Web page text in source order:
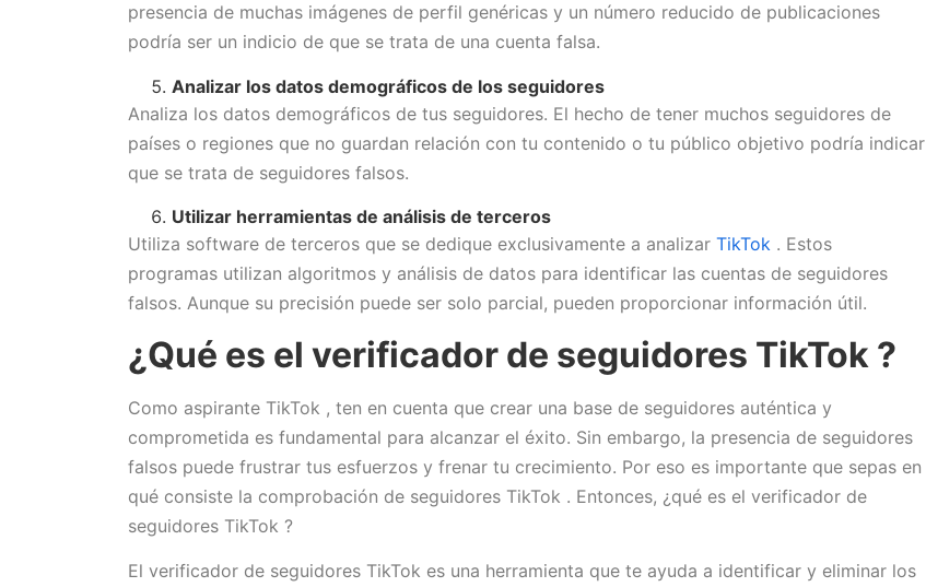
presencia de muchas imágenes de perfil genéricas y un número reducido de publicaciones
podría ser un indicio de que se trata de una cuenta falsa.
Analizar los datos demográficos de los seguidores
Analiza los datos demográficos de tus seguidores. El hecho de tener muchos seguidores de
países o regiones que no guardan relación con tu contenido o tu público objetivo podría indicar
que se trata de seguidores falsos.
Utilizar herramientas de análisis de terceros
Utiliza software de terceros que se dedique exclusivamente a analizar TikTok . Estos
programas utilizan algoritmos y análisis de datos para identificar las cuentas de seguidores
falsos. Aunque su precisión puede ser solo parcial, pueden proporcionar información útil.
¿Qué es el verificador de seguidores TikTok ?
Como aspirante TikTok , ten en cuenta que crear una base de seguidores auténtica y
comprometida es fundamental para alcanzar el éxito. Sin embargo, la presencia de seguidores
falsos puede frustrar tus esfuerzos y frenar tu crecimiento. Por eso es importante que sepas en
qué consiste la comprobación de seguidores TikTok . Entonces, ¿qué es el verificador de
seguidores TikTok ?
El verificador de seguidores TikTok es una herramienta que te ayuda a identificar y eliminar los